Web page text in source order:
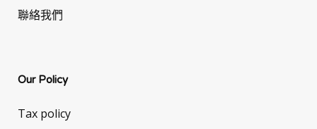
聯絡我們
Our Policy
Tax policy